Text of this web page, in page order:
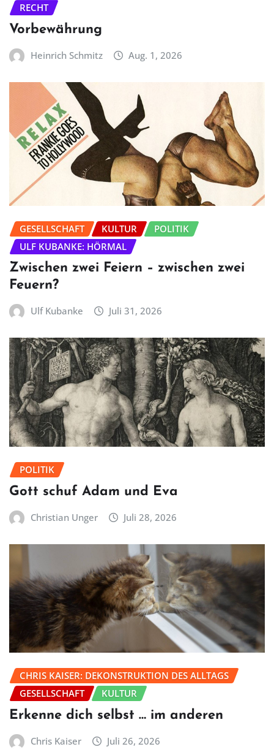
RECHT
Vorbewährung
Heinrich Schmitz Aug. 1, 2026
GESELLSCHAFT KULTUR
POLITIK
ULF KUBANKE: HÖRMAL
Zwischen zwei Feiern – zwischen zwei
Feuern?
Ulf Kubanke Juli 31, 2026
POLITIK
Gott schuf Adam und Eva
Christian Unger Juli 28, 2026
CHRIS KAISER: DEKONSTRUKTION DES ALLTAGS
GESELLSCHAFT
KULTUR
Erkenne dich selbst … im anderen
Chris Kaiser Juli 26, 2026